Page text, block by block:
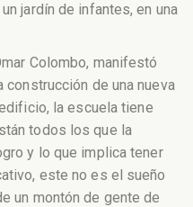
jardín de infantes, en una
Colombo, manifestó
construcción de una nueva
la escuela tiene
todos los que la
y lo que implica tener
este no es el sueño
un montón de gente de